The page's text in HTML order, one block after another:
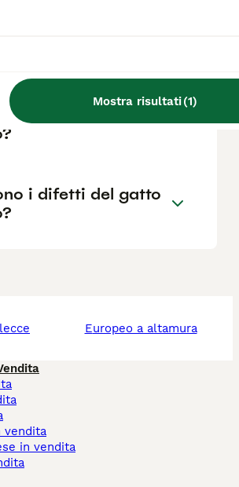
Mostra risultati(1)
e gatto soriano?
sarà il prossimo
i difetti del gatto
europeo a altamura
vendita
in vendita